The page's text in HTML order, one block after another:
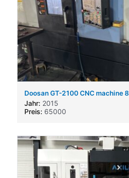
Doosan GT-2100 CNC machine 8
Jahr: 2015
Preis: 65000